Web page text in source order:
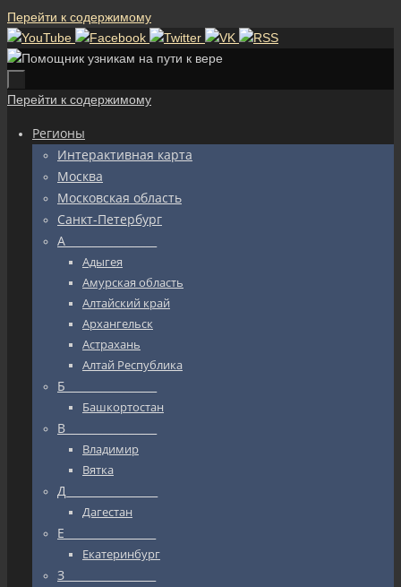
Перейти к содержимому
Перейти к содержимому
Регионы
Интерактивная карта
Москва
Московская область
Санкт-Петербург
А_________________
Адыгея
Амурская область
Алтайский край
Архангельск
Астрахань
Алтай Республика
Б_________________
Башкортостан
В_________________
Владимир
Вятка
Д_________________
Дагестан
Е_________________
Екатеринбург
З_________________